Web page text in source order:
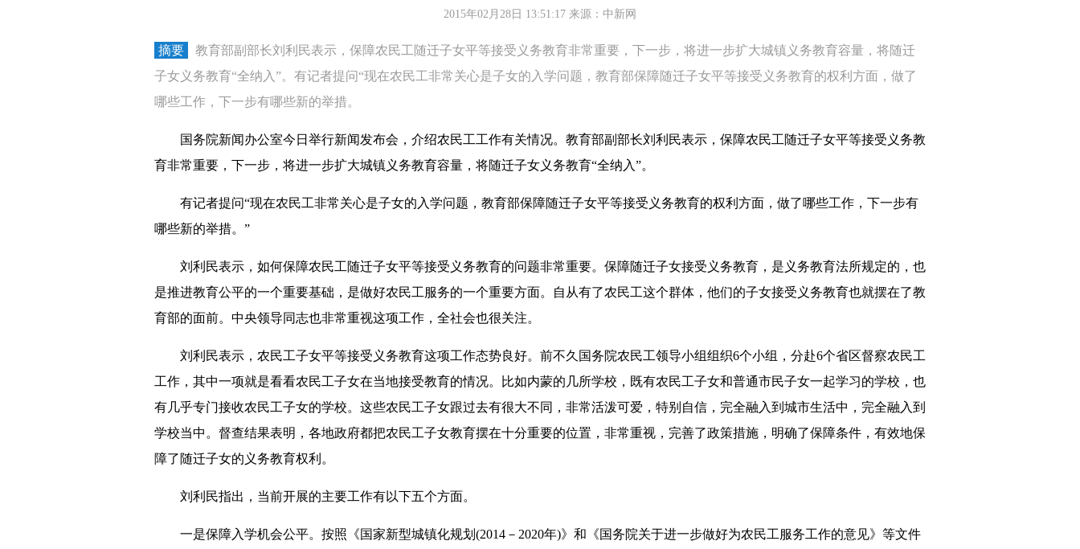
2015年02月28日 13:51:17 来源：中新网
摘要
教育部副部长刘利民表示，保障农民工随迁子女平等接受义务教育非常重要，下一步，将进一步扩大城镇义务教育容量，将随迁
子女义务教育“全纳入”。有记者提问“现在农民工非常关心是子女的入学问题，教育部保障随迁子女平等接受义务教育的权利方面，做了
哪些工作，下一步有哪些新的举措。
国务院新闻办公室今日举行新闻发布会，介绍农民工工作有关情况。教育部副部长刘利民表示，保障农民工随迁子女平等接受义务教
育非常重要，下一步，将进一步扩大城镇义务教育容量，将随迁子女义务教育“全纳入”。
有记者提问“现在农民工非常关心是子女的入学问题，教育部保障随迁子女平等接受义务教育的权利方面，做了哪些工作，下一步有
哪些新的举措。”
刘利民表示，如何保障农民工随迁子女平等接受义务教育的问题非常重要。保障随迁子女接受义务教育，是义务教育法所规定的，也
是推进教育公平的一个重要基础，是做好农民工服务的一个重要方面。自从有了农民工这个群体，他们的子女接受义务教育也就摆在了教
育部的面前。中央领导同志也非常重视这项工作，全社会也很关注。
刘利民表示，农民工子女平等接受义务教育这项工作态势良好。前不久国务院农民工领导小组组织6个小组，分赴6个省区督察农民工
工作，其中一项就是看看农民工子女在当地接受教育的情况。比如内蒙的几所学校，既有农民工子女和普通市民子女一起学习的学校，也
有几乎专门接收农民工子女的学校。这些农民工子女跟过去有很大不同，非常活泼可爱，特别自信，完全融入到城市生活中，完全融入到
学校当中。督查结果表明，各地政府都把农民工子女教育摆在十分重要的位置，非常重视，完善了政策措施，明确了保障条件，有效地保
障了随迁子女的义务教育权利。
刘利民指出，当前开展的主要工作有以下五个方面。
一是保障入学机会公平。按照《国家新型城镇化规划(2014－2020年)》和《国务院关于进一步做好为农民工服务工作的意见》等文件